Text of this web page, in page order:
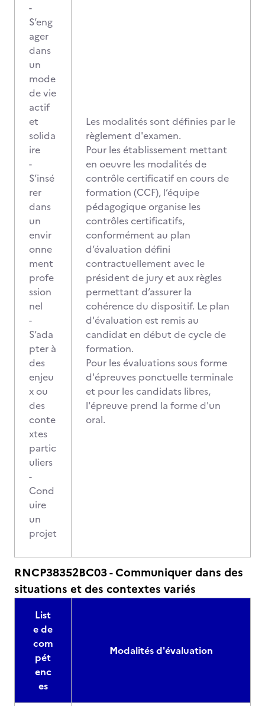
-
S’eng
ager
dans
un
mode
de vie
actif
et
solida
ire
-
S’insé
rer
dans
un
envir
onne
ment
profe
ssion
nel
-
S’ada
pter à
des
enjeu
x ou
des
conte
xtes
partic
uliers
-
Cond
uire
un
projet
Les modalités sont définies par le
règlement d'examen.
Pour les établissement mettant
en oeuvre les modalités de
contrôle certificatif en cours de
formation (CCF), l’équipe
pédagogique organise les
contrôles certificatifs,
conformément au plan
d’évaluation défini
contractuellement avec le
président de jury et aux règles
permettant d’assurer la
cohérence du dispositif. Le plan
d'évaluation est remis au
candidat en début de cycle de
formation.
Pour les évaluations sous forme
d'épreuves ponctuelle terminale
et pour les candidats libres,
l'épreuve prend la forme d'un
oral.
RNCP38352BC03 - Communiquer dans des
situations et des contextes variés
List
e de
com
pét
enc
es
Modalités d'évaluation